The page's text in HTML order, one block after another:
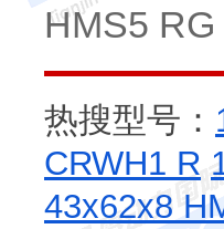
HMS5 RG
热搜型号：
CRWH1 R
43x62x8